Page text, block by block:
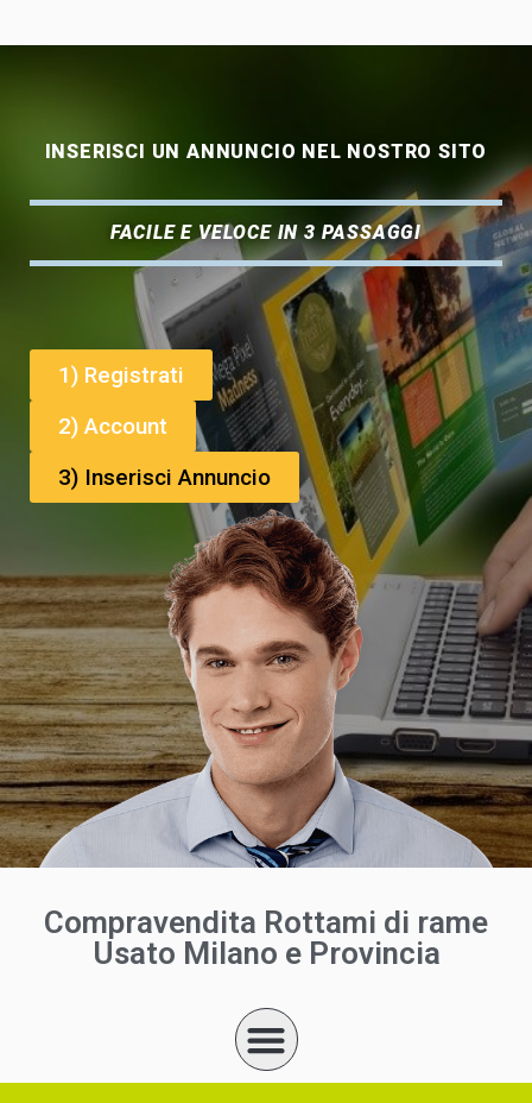
INSERISCI UN ANNUNCIO NEL NOSTRO SITO
FACILE E VELOCE IN 3 PASSAGGI
1) Registrati
2) Account
3) Inserisci Annuncio
Compravendita Rottami di rame
Usato Milano e Provincia